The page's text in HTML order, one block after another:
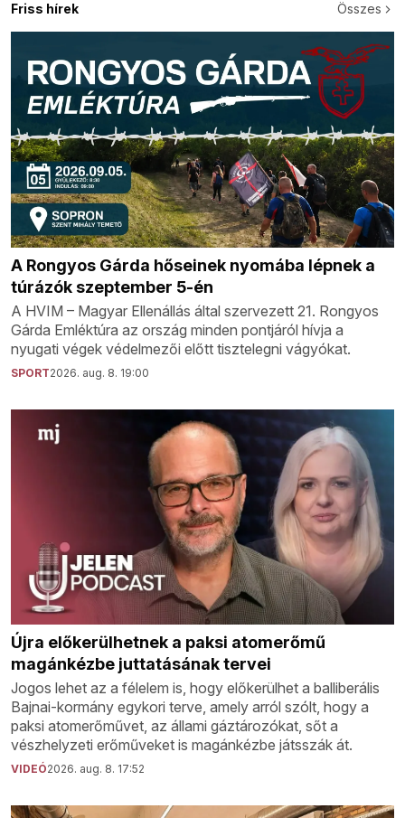
Friss hírek Összes
A Rongyos Gárda hőseinek nyomába lépnek a
túrázók szeptember 5-én
A HVIM – Magyar Ellenállás által szervezett 21. Rongyos
Gárda Emléktúra az ország minden pontjáról hívja a
nyugati végek védelmezői előtt tisztelegni vágyókat.
SPORT2026. aug. 8. 19:00
Újra előkerülhetnek a paksi atomerőmű
magánkézbe juttatásának tervei
Jogos lehet az a félelem is, hogy előkerülhet a balliberális
Bajnai-kormány egykori terve, amely arról szólt, hogy a
paksi atomerőművet, az állami gáztározókat, sőt a
vészhelyzeti erőműveket is magánkézbe játsszák át.
VIDEÓ2026. aug. 8. 17:52